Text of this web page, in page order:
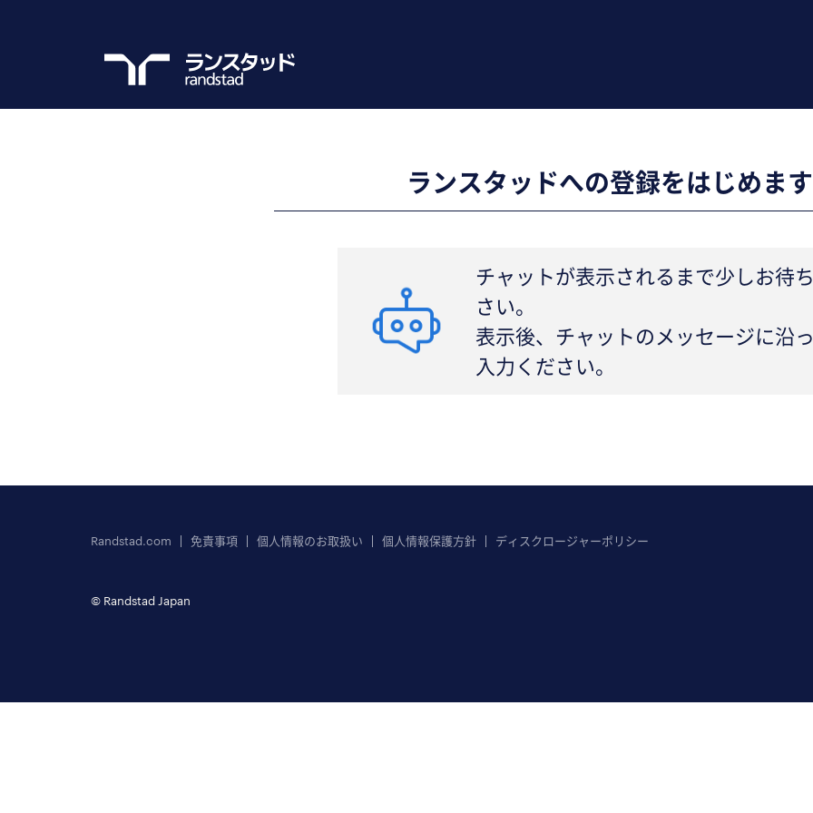
ランスタッドへの登録をはじめます
チャットが表示されるまで少しお待
さい。
表示後、チャットのメッセージに沿
入力ください。
Randstad.com 免責事項 個人情報のお取扱い 個人情報保護方針 ディスクロージャーポリシー
© Randstad Japan